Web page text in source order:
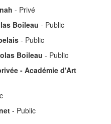
- Privé
Boileau - Public
- Public
Boileau - Public
- Académie d'Art
- Public